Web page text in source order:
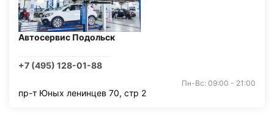
Автосервис Подольск
+7 (495) 128-01-88
Пн-Вс: 09:00 - 21:00
пр-т Юных ленинцев 70, стр 2